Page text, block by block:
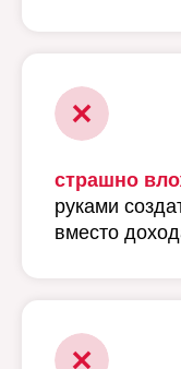
страшно
руками
вместо